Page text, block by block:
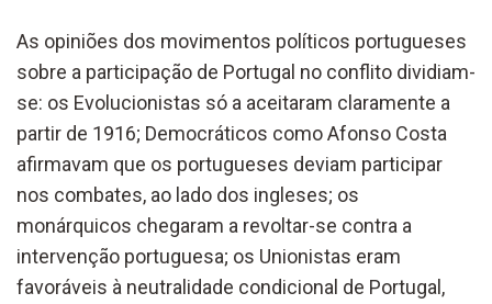
As opiniões dos movimentos políticos portugueses
sobre a participação de Portugal no conflito dividiam-
se: os Evolucionistas só a aceitaram claramente a
partir de 1916; Democráticos como Afonso Costa
afirmavam que os portugueses deviam participar
nos combates, ao lado dos ingleses; os
monárquicos chegaram a revoltar-se contra a
intervenção portuguesa; os Unionistas eram
favoráveis à neutralidade condicional de Portugal,